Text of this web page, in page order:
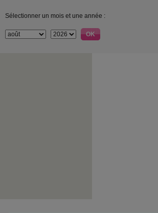
Sélectionner un mois et une année :